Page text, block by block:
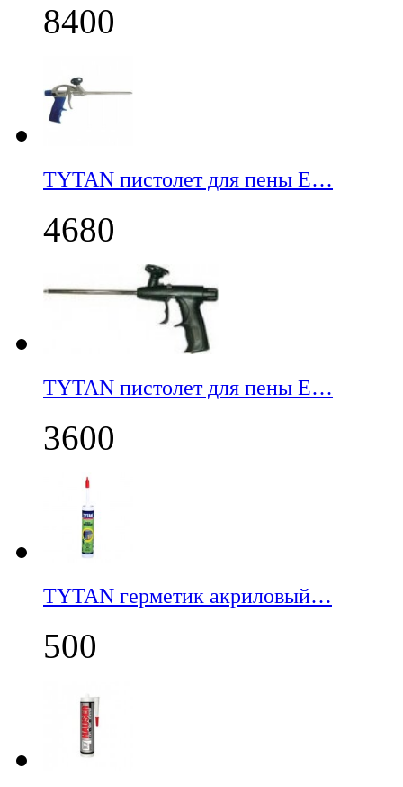
8400
TYTAN пистолет для пены E…
4680
TYTAN пистолет для пены E…
3600
TYTAN герметик акриловый…
500